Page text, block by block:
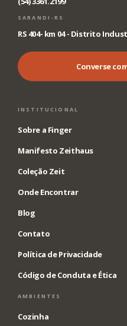
SARANDI-RS
RS 404- km 04 - Distrito
Converse
INSTITUCIONAL
Sobre a Finger
Manifesto Zeithaus
Coleção Zeit
Onde Encontrar
Blog
Contato
Política de Privacidade
Código de Conduta e Ética
AMBIENTES
Cozinha